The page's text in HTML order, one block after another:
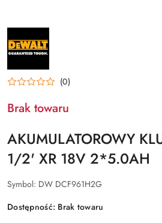
NAZWA
PRODUCENTA:
DEWALT
(0)
Brak towaru
AKUMULATOROWY
1/2' XR 18V 2*5.0AH
Symbol: DW DCF961H2G
Dostępność: Brak towaru